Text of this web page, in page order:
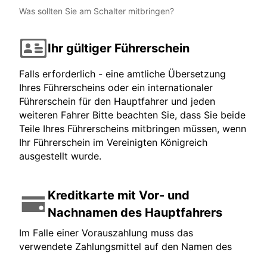
Was sollten Sie am Schalter mitbringen?
Ihr gültiger Führerschein
Falls erforderlich - eine amtliche Übersetzung
Ihres Führerscheins oder ein internationaler
Führerschein für den Hauptfahrer und jeden
weiteren Fahrer Bitte beachten Sie, dass Sie beide
Teile Ihres Führerscheins mitbringen müssen, wenn
Ihr Führerschein im Vereinigten Königreich
ausgestellt wurde.
Kreditkarte mit Vor- und
Nachnamen des Hauptfahrers
Im Falle einer Vorauszahlung muss das
verwendete Zahlungsmittel auf den Namen des